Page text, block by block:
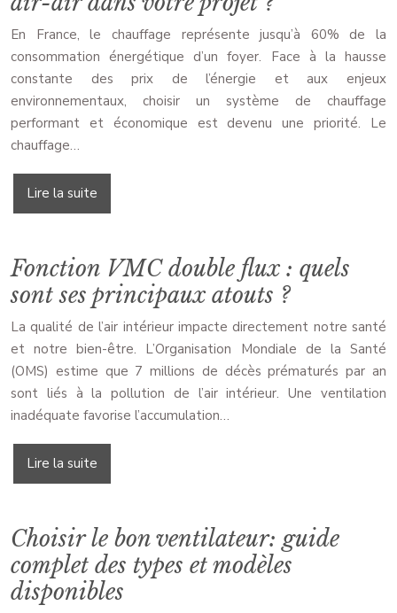
En France, le chauffage représente jusqu’à 60% de la
consommation énergétique d’un foyer. Face à la hausse
constante des prix de l’énergie et aux enjeux
environnementaux, choisir un système de chauffage
performant et économique est devenu une priorité. Le
chauffage…
Lire la suite
Fonction VMC double flux : quels
sont ses principaux atouts ?
La qualité de l’air intérieur impacte directement notre santé
et notre bien-être. L’Organisation Mondiale de la Santé
(OMS) estime que 7 millions de décès prématurés par an
sont liés à la pollution de l’air intérieur. Une ventilation
inadéquate favorise l’accumulation…
Lire la suite
Choisir le bon ventilateur: guide
complet des types et modèles
disponibles